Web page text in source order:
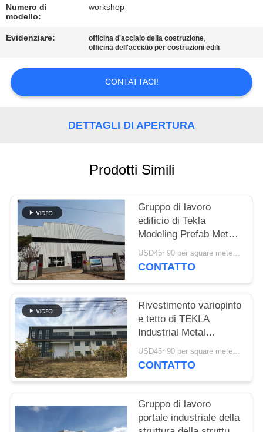
DELLA
QUALITÀ
CONTATTACI
DEL
SITO
POLITICA
SULLA
RISERVATEZZA
Numero di
modello:
workshop
Evidenziare: officina d'acciaio della costruzione,
officina dell'acciaio per costruzioni edili
CONTATTACI!
DETTAGLI DI APERTURA
Prodotti Simili
Gruppo di lavoro
edificio di Tekla
Modeling Prefab Metal
Structure ad alta
resistenza
USD45~90 per square meter MOQ:1000 metri quadri
CONTATTO
Rivestimento variopinto
e tetto di TEKLA
Industrial Metal
Workshop Building
USD45~90 per square meter MOQ:1000 metri quadri
CONTATTO
Gruppo di lavoro
portale industriale della